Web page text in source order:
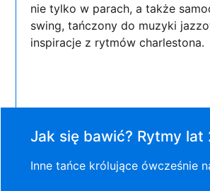
nie tylko w parach, a także
swing, tańczony do muzyki
inspiracje z rytmów charlestona.
Jak się bawić? Rytmy lat
Inne tańce królujące ówcześnie